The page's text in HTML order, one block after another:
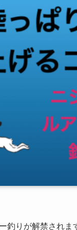
釣りが解禁されま